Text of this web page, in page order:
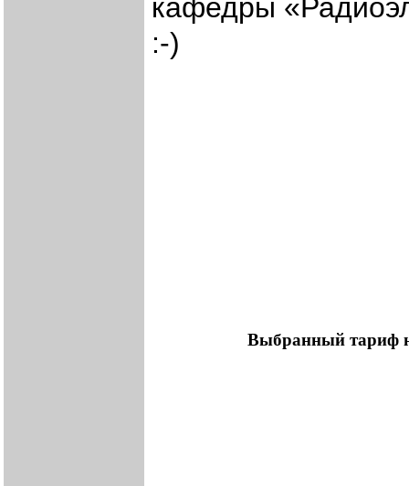
кафедры
:-)